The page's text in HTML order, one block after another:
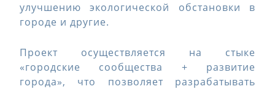
улучшению экологической обстановки в
городе и другие.
Проект осуществляется на стыке
«городские сообщества + развитие
города», что позволяет разрабатывать